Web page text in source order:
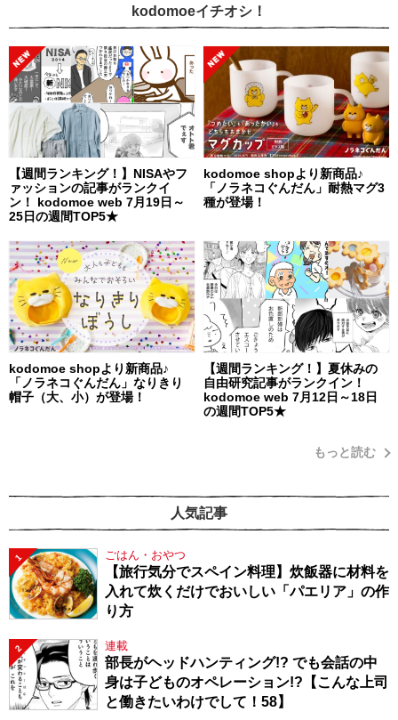
kodomoeイチオシ！
【週間ランキング！】NISAやフ
ァッションの記事がランクイ
ン！ kodomoe web 7月19日～
25日の週間TOP5★
kodomoe shopより新商品♪
「ノラネコぐんだん」耐熱マグ3
種が登場！
kodomoe shopより新商品♪
「ノラネコぐんだん」なりきり
帽子（大、小）が登場！
【週間ランキング！】夏休みの
自由研究記事がランクイン！
kodomoe web 7月12日～18日
の週間TOP5★
もっと読む
人気記事
1 ごはん・おやつ
【旅行気分でスペイン料理】炊飯器に材料を
入れて炊くだけでおいしい「パエリア」の作
り方
2 連載
部長がヘッドハンティング!? でも会話の中
身は子どものオペレーション!?【こんな上司
と働きたいわけでして！58】